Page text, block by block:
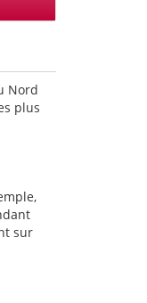
Nord
plus
sur